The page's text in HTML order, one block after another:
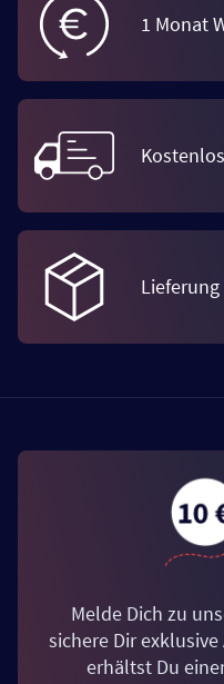
1 Monat
Melde Dich zu
sichere Dir
erhältst Du